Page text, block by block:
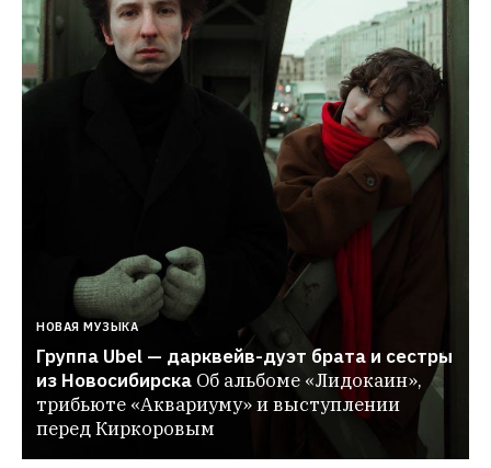
НОВАЯ МУЗЫКА
Группа Ubel — дарквейв-дуэт брата и сестры
из Новосибирска Об альбоме «Лидокаин»,
трибьюте «Аквариуму» и выступлении
перед Киркоровым